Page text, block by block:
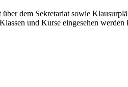
dem Sekretariat sowie
und Kurse eingesehen werden